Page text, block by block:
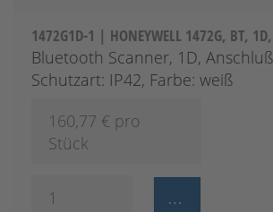
1472G1D-1 | HONEYWELL 1472G, BT,
Bluetooth Scanner, 1D,
Schutzart: IP42, Farbe: weiß
160,77 € pro
Stück